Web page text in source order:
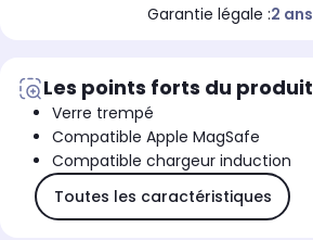
Garantie légale :2 ans
Les points forts du produit
Verre trempé
Compatible Apple MagSafe
Compatible chargeur induction
Toutes les caractéristiques